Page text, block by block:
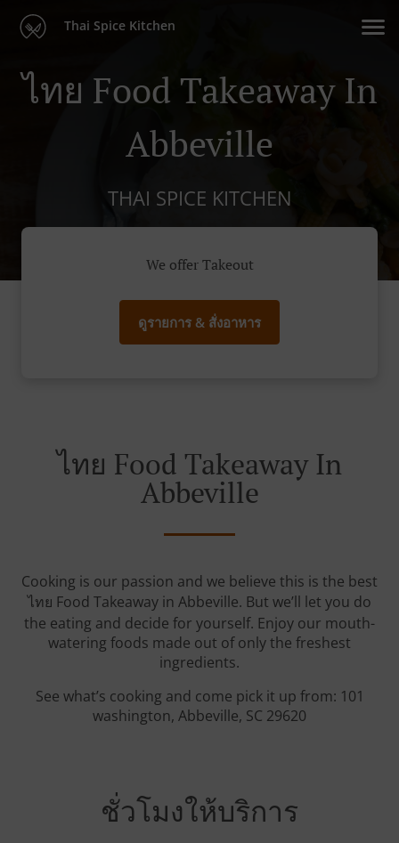
Thai Spice Kitchen
ไทย Food Takeaway In
Abbeville
THAI SPICE KITCHEN
We offer Takeout
ดูรายการ & สั่งอาหาร
ไทย Food Takeaway In
Abbeville
Cooking is our passion and we believe this is the best
ไทย Food Takeaway in Abbeville. But we’ll let you do
the eating and decide for yourself. Enjoy our mouth-
watering foods made out of only the freshest
ingredients.
See what’s cooking and come pick it up from: 101
washington, Abbeville, SC 29620
ชั่วโมงให้บริการ